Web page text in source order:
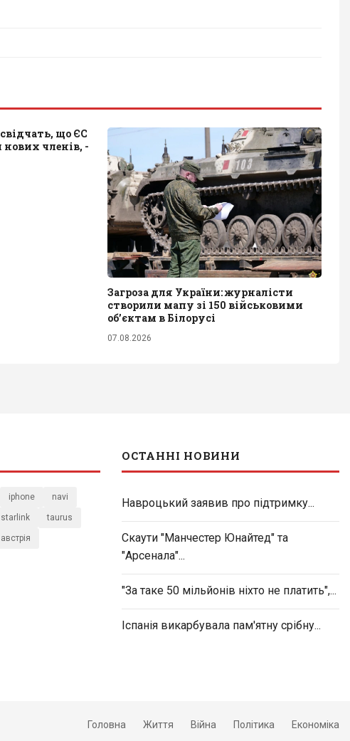
що ЄС
членів, -
Загроза для України: журналісти
створили мапу зі 150 військовими
обʼєктам в Білорусі
07.08.2026
iphone navi
starlink taurus
австрія
ОСТАННІ НОВИНИ
Навроцький заявив про підтримку...
Скаути "Манчестер Юнайтед" та
"Арсенала"...
"За таке 50 мільйонів ніхто не платить",...
Іспанія викарбувала пам'ятну срібну...
Головна Життя Війна Політика Економіка